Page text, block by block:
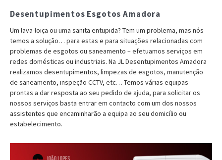
Desentupimentos Esgotos Amadora
Um lava-loiça ou uma sanita entupida? Tem um problema, mas nós
temos a solução… para estas e para situações relacionadas com
problemas de esgotos ou saneamento – efetuamos serviços em
redes domésticas ou industriais. Na JL Desentupimentos Amadora
realizamos desentupimentos, limpezas de esgotos, manutenção
de saneamento, inspeção CCTV, etc… Temos várias equipas
prontas a dar resposta ao seu pedido de ajuda, para solicitar os
nossos serviços basta entrar em contacto com um dos nossos
assistentes que encaminharão a equipa ao seu domicílio ou
estabelecimento.